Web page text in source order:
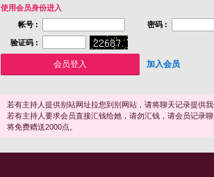
使用会员身份进入
帐号 :
密码 :
验证码 :
加入会员
若有主持人提供别站网址拉您到别网站，请将聊天记录提供
若有主持人要求会员直接汇钱给她，请勿汇钱，请会员记录
将免费赠送2000点。